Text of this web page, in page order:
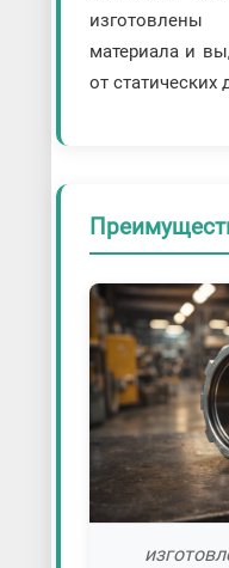
материала и
от статических